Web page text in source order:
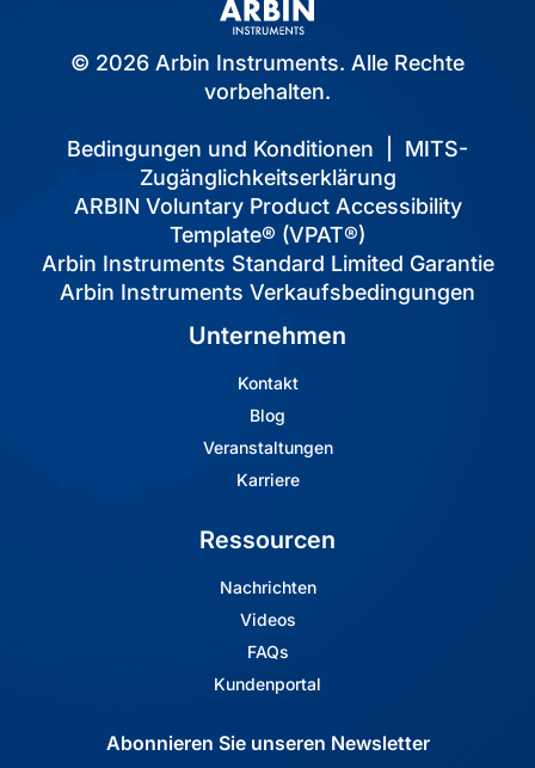
© 2026 Arbin Instruments. Alle Rechte
vorbehalten.
Bedingungen und Konditionen
MITS-
Zugänglichkeitserklärung
ARBIN Voluntary Product Accessibility
Template® (VPAT®)
Arbin Instruments Standard Limited Garantie
Arbin Instruments Verkaufsbedingungen
Unternehmen
Kontakt
Blog
Veranstaltungen
Karriere
Ressourcen
Nachrichten
Videos
FAQs
Kundenportal
Abonnieren Sie unseren Newsletter